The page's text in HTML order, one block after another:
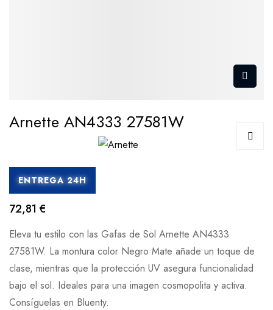
Arnette AN4333 27581W
ENTREGA 24H
72,81 €
Eleva tu estilo con las Gafas de Sol Arnette AN4333
27581W. La montura color Negro Mate añade un toque de
clase, mientras que la protección UV asegura funcionalidad
bajo el sol. Ideales para una imagen cosmopolita y activa.
Consíguelas en Bluenty.